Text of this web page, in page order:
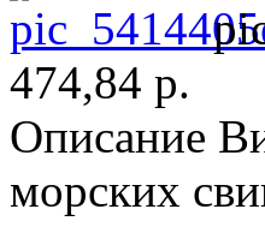
474,84 р.
Описание
морских